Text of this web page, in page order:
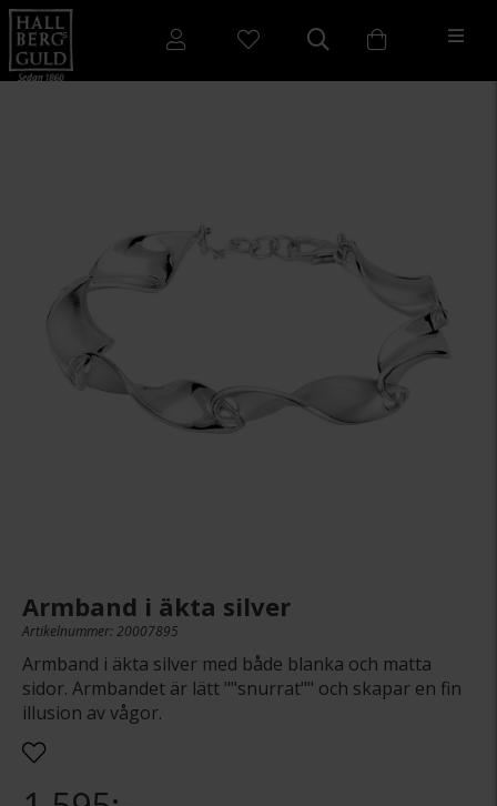
Armband i äkta silver
Artikelnummer: 20007895
Armband i äkta silver med både blanka och matta
sidor. Armbandet är lätt ""snurrat"" och skapar en fin
illusion av vågor.